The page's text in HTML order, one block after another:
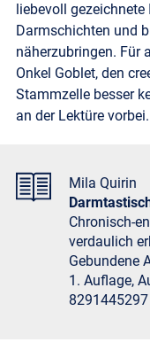
liebevoll
Darmschichten und
näherzubringen. Für
Onkel Goblet, den
Stammzelle besser
an der Lektüre vorbei.
Mila Quirin
Chronisch-
verdaulich
Gebundene
1. Auflage,